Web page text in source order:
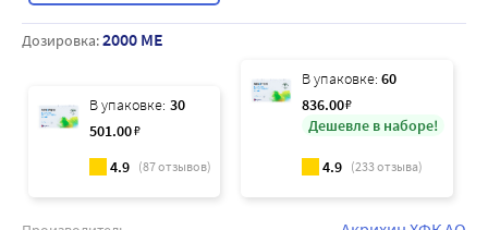
Дозировка:2000 МЕ
В упаковке: 30
501.00₽
4.9 (87отзывов)
В упаковке: 60
836.00₽
Дешевле в наборе!
4.9 (233отзыва)